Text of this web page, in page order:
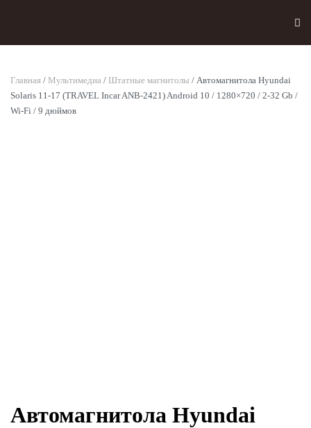
Главная / Мультимедиа / Штатные магнитолы / Автомагнитола Hyundai
Solaris 11-17 (TRAVEL Incar ANB-2421) Android 10 / 1280×720 / 2-32 Gb /
Wi-Fi / 9 дюймов
Автомагнитола Hyundai